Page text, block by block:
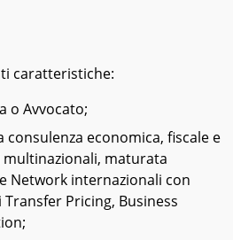
caratteristiche:
o Avvocato;
economica, fiscale e
maturata
Network internazionali con
Pricing, Business